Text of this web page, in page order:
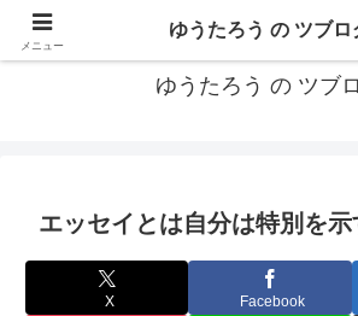
カリフォルニアMBA卒40代がMBA・キャリアと
ゆうたろう の ツブ
エッセイとは自分は特別を示
X Facebook
メニュー
ゆうたろう の ツブロ